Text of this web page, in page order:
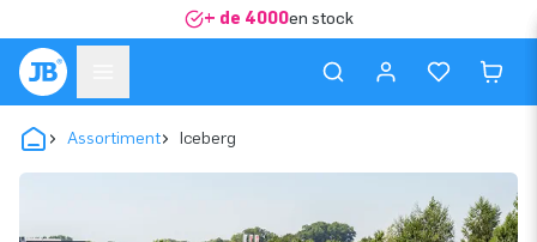
+ de 4000en stock
Assortiment Iceberg